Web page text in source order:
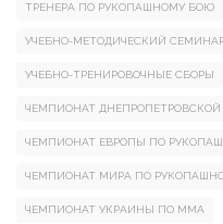
ТРЕНЕРА ПО РУКОПАШНОМУ БОЮ
УЧЕБНО-МЕТОДИЧЕСКИЙ
УЧЕБНО-ТРЕНИРОВОЧНЫЕ СБОРЫ
ЧЕМПИОНАТ
ЧЕМПИОНАТ ЕВРОПЫ ПО
ЧЕМПИОНАТ МИРА ПО
ЧЕМПИОНАТ УКРАИНЫ ПО ММА